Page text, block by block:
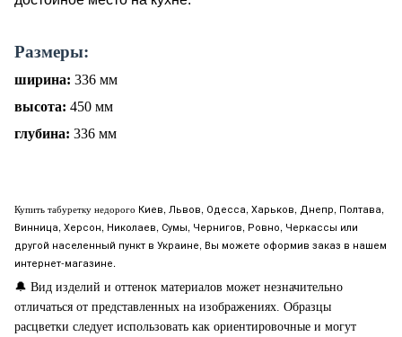
Размеры:
ширина: 336 мм
высота: 450 мм
глубина: 336 мм
Купить табуретку недорого Киев, Львов, Одесса, Харьков, Днепр, Полтава,
Винница, Херсон, Николаев, Сумы, Чернигов, Ровно, Черкассы или
другой населенный пункт в Украине, Вы можете оформив заказ в нашем
интернет-магазине.
🔔 Вид изделий и оттенок материалов может незначительно
отличаться от представленных на изображениях. Образцы
расцветки следует использовать как ориентировочные и могут